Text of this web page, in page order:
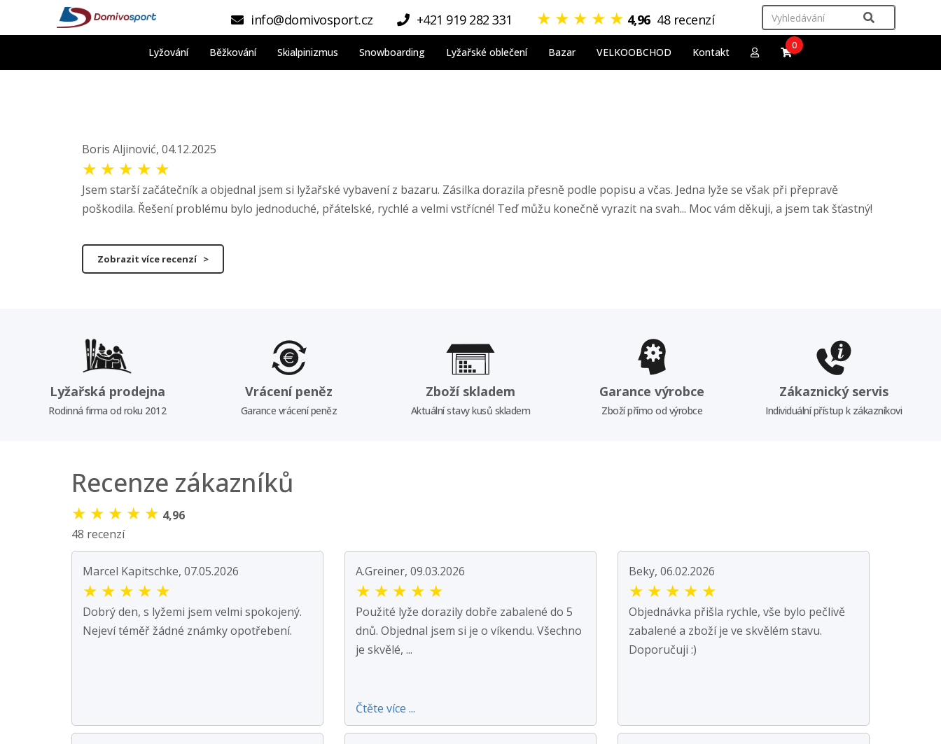
info@domivosport.cz +421 919 282 331 ★ ★ ★ ★ ★ 4,96 48 recenzí
Lyžování Běžkování Skialpinizmus Snowboarding Lyžařské oblečení Bazar VELKOOBCHOD Kontakt
0
Boris Aljinović, 04.12.2025
★ ★ ★ ★ ★
Jsem starší začátečník a objednal jsem si lyžařské vybavení z bazaru. Zásilka dorazila přesně podle popisu a včas. Jedna lyže se však při přepravě
poškodila. Řešení problému bylo jednoduché, přátelské, rychlé a velmi vstřícné! Teď můžu konečně vyrazit na svah... Moc vám děkuji, a jsem tak šťastný!
Zobrazit více recenzí >
Lyžařská prodejna
Rodinná firma od roku 2012
Vrácení peněz
Garance vrácení peněz
Zboží skladem
Aktuální stavy kusů skladem
Garance výrobce
Zboží přímo od výrobce
Zákaznický servis
Individuální přístup k zákazníkovi
Recenze zákazníků
★ ★ ★ ★ ★ 4,96
48 recenzí
Marcel Kapitschke, 07.05.2026
★ ★ ★ ★ ★
Dobrý den, s lyžemi jsem velmi spokojený.
Nejeví téměř žádné známky opotřebení.
A.Greiner, 09.03.2026
★ ★ ★ ★ ★
Použité lyže dorazily dobře zabalené do 5
dnů. Objednal jsem si je o víkendu. Všechno
je skvělé, ...
Čtěte více ...
Beky, 06.02.2026
★ ★ ★ ★ ★
Objednávka přišla rychle, vše bylo pečlivě
zabalené a zboží je ve skvělém stavu.
Doporučuji :)